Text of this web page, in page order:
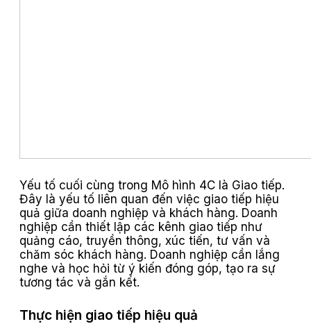
Yếu tố cuối cùng trong Mô hình 4C là Giao tiếp.
Đây là yếu tố liên quan đến việc giao tiếp hiệu
quả giữa doanh nghiệp và khách hàng. Doanh
nghiệp cần thiết lập các kênh giao tiếp như
quảng cáo, truyền thông, xúc tiến, tư vấn và
chăm sóc khách hàng. Doanh nghiệp cần lắng
nghe và học hỏi từ ý kiến đóng góp, tạo ra sự
tương tác và gắn kết.
Thực hiện giao tiếp hiệu quả